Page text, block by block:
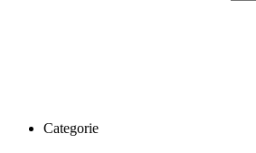
Categorie